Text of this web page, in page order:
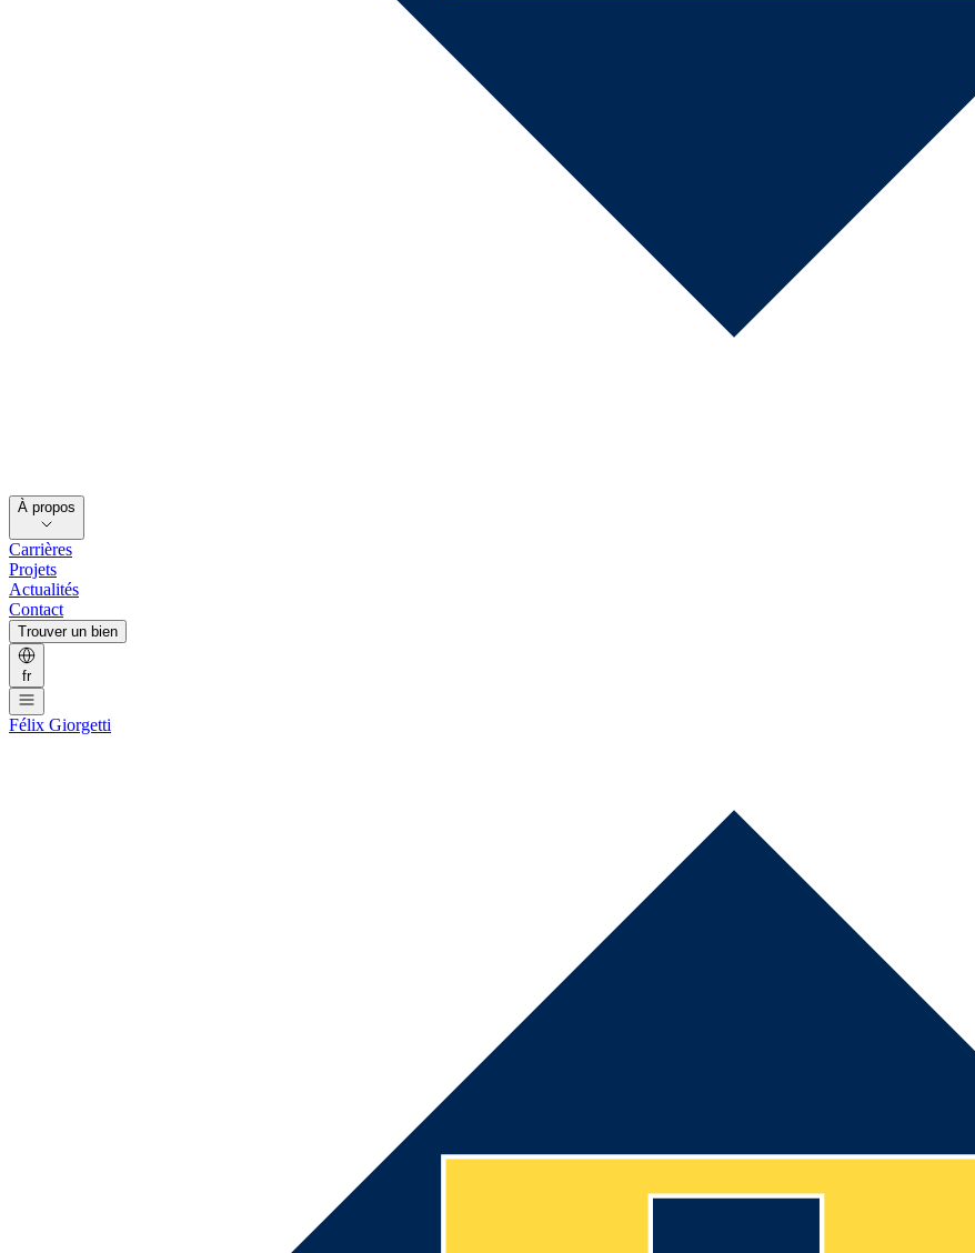
À propos
Carrières
Projets
Actualités
Contact
Trouver un bien
fr
Félix Giorgetti